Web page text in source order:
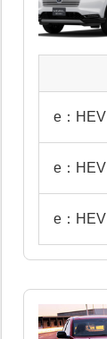
e：
e：
e：